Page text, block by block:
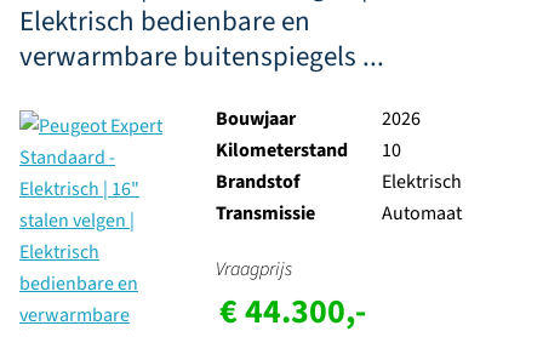
Elektrisch bedienbare en
verwarmbare buitenspiegels ...
Bouwjaar
2026
Kilometerstand
10
Brandstof
Elektrisch
Transmissie
Automaat
Vraagprijs
€ 44.300,-